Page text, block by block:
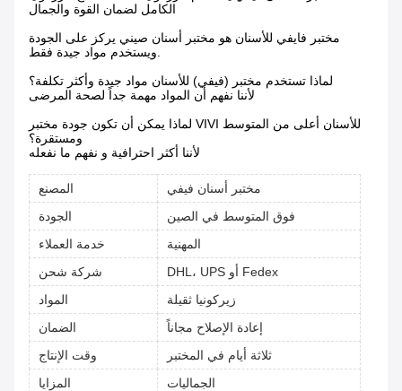
الكامل لضمان القوة والجمال
مختبر فايفي للأسنان هو مختبر أسنان صيني يركز على الجودة
لماذا تستخدم مختبر (فيفي) للأسنان مواد جيدة وأكثر تكلفة؟
لأننا نفهم أن المواد مهمة جداً لصحة المرضى
لماذا يمكن أن تكون جودة مختبر VIVI للأسنان أعلى من المتوسط
ومستقرة؟
لأننا أكثر احترافية و نفهم ما نفعله
المصنع
مختبر أسنان فيفي
الجودة
فوق المتوسط في الصين
خدمة العملاء
المهنية
شركة شحن
DHL، UPS أو Fedex
المواد
زيركونيا ثقيلة
الضمان
إعادة الإصلاح مجاناً
وقت الإنتاج
ثلاثة أيام في المختبر
المزايا
الجماليات